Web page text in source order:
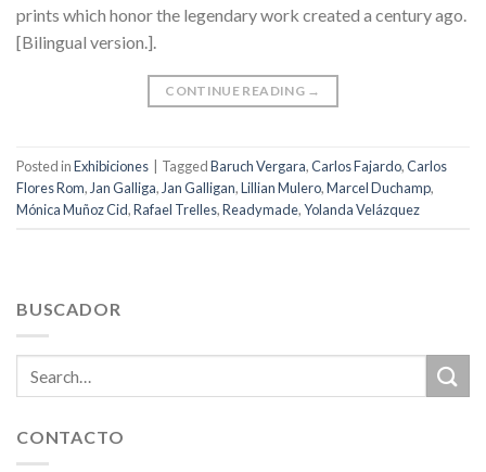
prints which honor the legendary work created a century ago.
[Bilingual version.].
CONTINUE READING →
Posted inExhibiciones TaggedBaruch Vergara,Carlos Fajardo,Carlos
Flores Rom, Jan Galliga, Jan Galligan,Lillian Mulero,Marcel Duchamp,
Mónica Muñoz Cid,Rafael Trelles,Readymade,Yolanda Velázquez
BUSCADOR
CONTACTO